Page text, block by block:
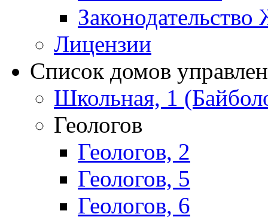
Лицензии
Список домов
Школьная, 1
Геологов
Геологов, 2
Геологов, 5
Геологов, 6